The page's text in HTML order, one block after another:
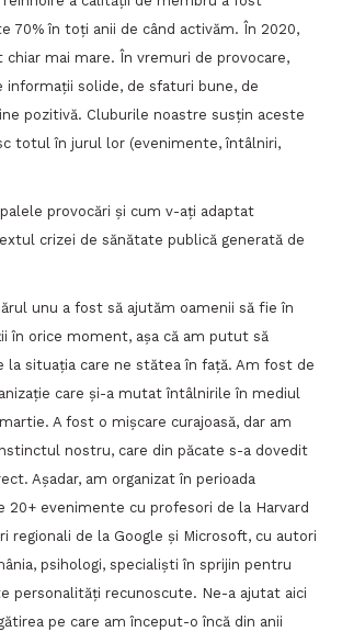
70% în toți anii de când activăm. În 2020,
chiar mai mare. În vremuri de provocare,
informații solide, de sfaturi bune, de
pozitivă. Cluburile noastre susțin aceste
totul în jurul lor (evenimente, întâlniri,
provocări și cum v-ați adaptat
crizei de sănătate publică generată de
unu a fost să ajutăm oamenii să fie în
în orice moment, așa că am putut să
la situația care ne stătea în față. Am fost de
care și-a mutat întâlnirile în mediul
A fost o mișcare curajoasă, dar am
nostru, care din păcate s-a dovedit
Așadar, am organizat în perioada
20+ evenimente cu profesori de la Harvard
regionali de la Google și Microsoft, cu autori
psihologi, specialiști în sprijin pentru
personalități recunoscute. Ne-a ajutat aici
pe care am început-o încă din anii